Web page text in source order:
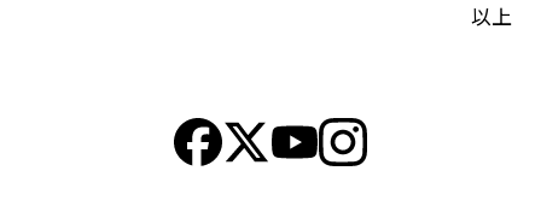
以上